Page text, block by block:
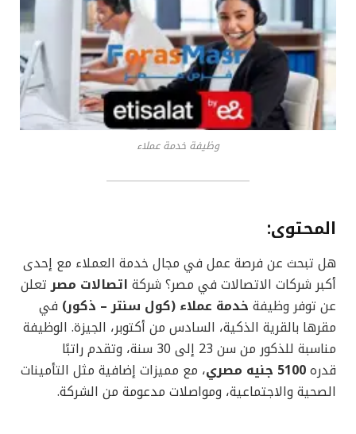
وظيفة خدمة عملاء
المحتوى:
هل تبحث عن فرصة عمل في مجال خدمة العملاء مع إحدى
أكبر شركات الاتصالات في مصر؟ شركة اتصالات مصرتعلن
عن توفر وظيفة خدمة عملاء (كول سنتر – ذكور) في
مقرها بالقرية الذكية، السادس من أكتوبر، الجيزة. الوظيفة
مناسبة للذكور من سن 23 إلى 30 سنة، وتقدم راتبًا
قدره5100 جنيه مصري
، مع مميزات إضافية مثل التأمينات
الصحية والاجتماعية، ومواصلات مدعومة من الشركة.